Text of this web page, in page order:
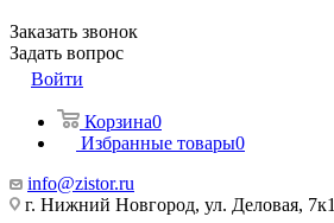
Заказать звонок
Задать вопрос
Войти
Корзина0
Избранные товары0
info@zistor.ru
г. Нижний Новгород, ул. Деловая, 7к1